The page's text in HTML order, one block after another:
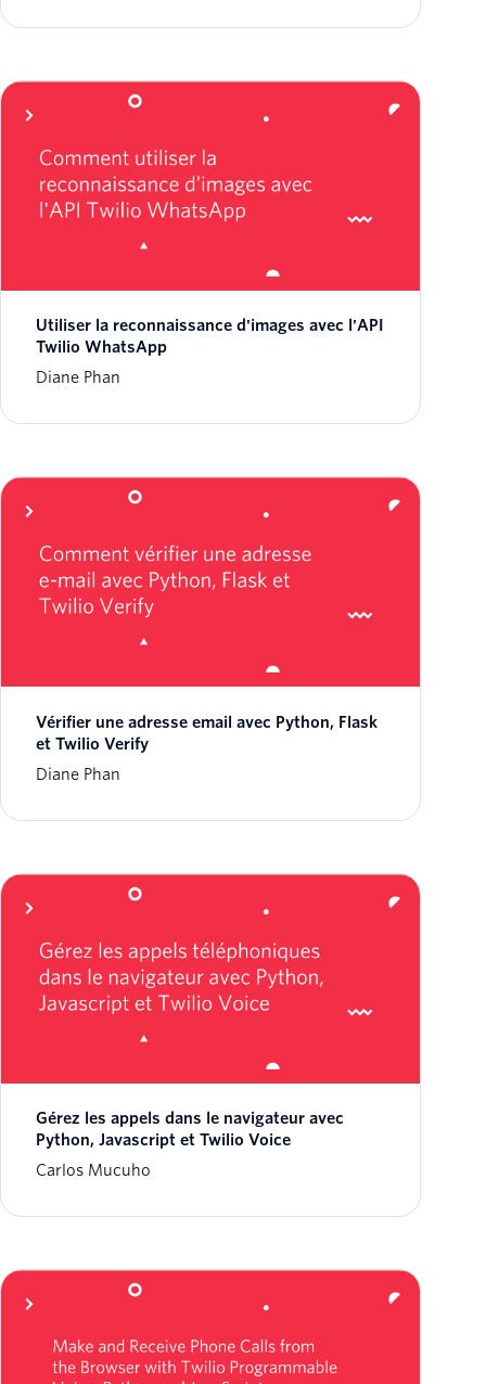
Utiliser la reconnaissance d'images avec l'API
Twilio WhatsApp
Diane Phan
Vérifier une adresse email avec Python, Flask
et Twilio Verify
Diane Phan
Gérez les appels dans le navigateur avec
Python, Javascript et Twilio Voice
Carlos Mucuho